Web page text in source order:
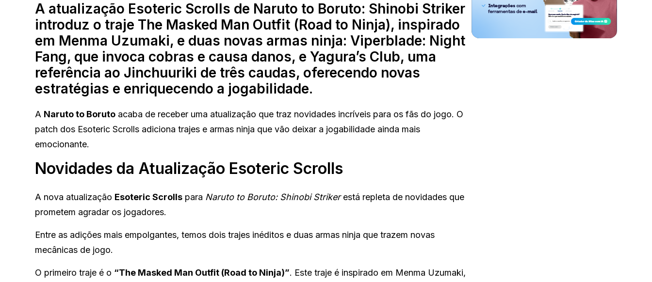
A atualização Esoteric Scrolls de Naruto to Boruto: Shinobi Striker
introduz o traje The Masked Man Outfit (Road to Ninja), inspirado
em Menma Uzumaki, e duas novas armas ninja: Viperblade: Night
Fang, que invoca cobras e causa danos, e Yagura’s Club, uma
referência ao Jinchuuriki de três caudas, oferecendo novas
estratégias e enriquecendo a jogabilidade.
A Naruto to Boruto acaba de receber uma atualização que traz novidades incríveis para os fãs do jogo. O
patch dos Esoteric Scrolls adiciona trajes e armas ninja que vão deixar a jogabilidade ainda mais
emocionante.
Novidades da Atualização Esoteric Scrolls
A nova atualização Esoteric Scrolls para Naruto to Boruto: Shinobi Strikerestá repleta de novidades que
prometem agradar os jogadores.
Entre as adições mais empolgantes, temos dois trajes inéditos e duas armas ninja que trazem novas
mecânicas de jogo.
O primeiro traje é o “The Masked Man Outfit (Road to Ninja)”. Este traje é inspirado em Menma Uzumaki,